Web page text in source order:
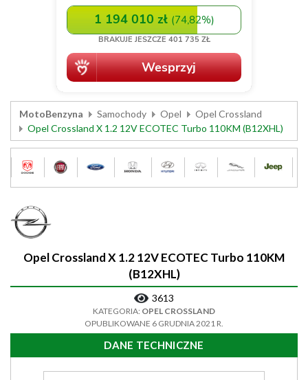
MotoBenzyna Samochody Opel
Opel Crossland
Opel Crossland X 1.2 12V ECOTEC Turbo 110KM (B12XHL)
Opel Crossland X 1.2 12V ECOTEC Turbo 110KM
(B12XHL)
3613
KATEGORIA: OPEL CROSSLAND
OPUBLIKOWANE 6 GRUDNIA 2021 R.
DANE TECHNICZNE